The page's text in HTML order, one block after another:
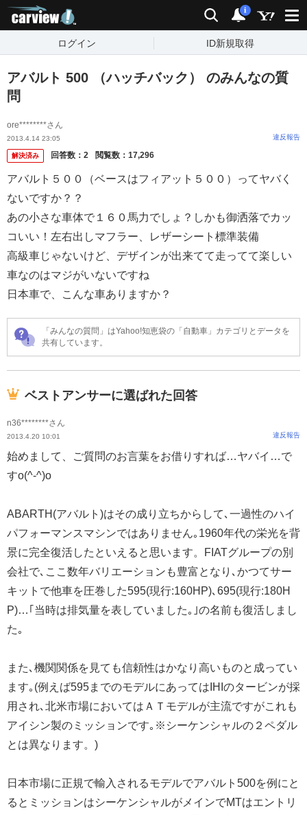
検索 通知
i
ログイン ID新規取得
アバルト 500 （ハッチバック） のみんなの質
問
ore********さん
2013.4.14 23:05 違反報告
解決済み 回答数： 2 閲覧数： 17,296
アバルト５００（ベースはフィアット５００）ってヤバく
ないですか？？
あの小さな車体で１６０馬力でしょ？しかも御洒落でカッ
コいい！左右出しマフラー、レザーシート標準装備
高級車じゃないけど、デザインが出来てて走ってて楽しい
車なのはマジがいないですね
日本車で、こんな車ありますか？
「みんなの質問」はYahoo!知恵袋の「自動車」カテゴリとデータを
共有しています。
ベストアンサーに選ばれた回答
n36********さん
2013.4.20 10:01 違反報告
始めまして、ご質問のお言葉をお借りすれば…ヤバイ…で
すo(^-^)o
ABARTH(アバルト)はその成り立ちからして､一過性のハイ
パフォーマンスマシンではありません｡1960年代の栄光を背
景に完全復活したといえると思います。FIATグループの別
会社で､ここ数年バリエーションも豊富となり､かつてサー
キットで他車を圧巻した595(現行:160HP)､695(現行:180H
P)…｢当時は排気量を表していました｡｣の名前も復活しまし
た｡
また､機関関係を見ても信頼性はかなり高いものと成ってい
ます｡(例えば595までのモデルにあってはIHIのタービンが採
用され､北米市場においてはＡＴモデルが主流ですがこれも
アイシン製のミッションです｡※シーケンシャルの２ペダル
とは異なります。)
日本市場に正規で輸入されるモデルでアバルト500を例にと
るとミッションはシーケンシャルがメインでMTはエントリ